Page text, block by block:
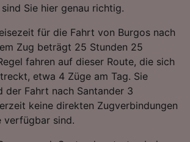
Sie hier genau richtig.
für die Fahrt von Burgos nach
Zug beträgt 25 Stunden 25
fahren auf dieser Route, die sich
etwa 4 Züge am Tag. Sie
der Fahrt nach Santander 3
keine direkten Zugverbindungen
verfügbar sind.